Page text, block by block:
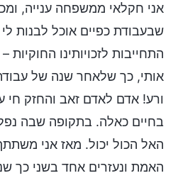
אני חקלאי ממשפחה ענייה,
שבעבודת כפיים אוכל לבנות
התחייבות לזכויותינו
אותי, כך שלאחר שנה של
ורע! אדם לאדם זאב והחזק
בחיים כאלה. בתקופה שבה
האל הכול יכול. מאז אני
האמת ונעזרים אחד בשני כך